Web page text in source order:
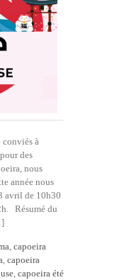
conviés à
des
nous
année nous
avril de 10h30
Résumé du
, capoeira
, capoeira
, capoeira été